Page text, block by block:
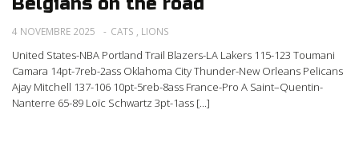
4 NOVEMBRE 2025 CATS , LIONS
Belgians on the road
United States-NBA Portland Trail Blazers-LA Lakers 115-123 Toumani
Camara 14pt-7reb-2ass Oklahoma City Thunder-New Orleans Pelicans
Ajay Mitchell 137-106 10pt-5reb-8ass France-Pro A Saint–Quentin-
Nanterre 65-89 Loïc Schwartz 3pt-1ass [...]